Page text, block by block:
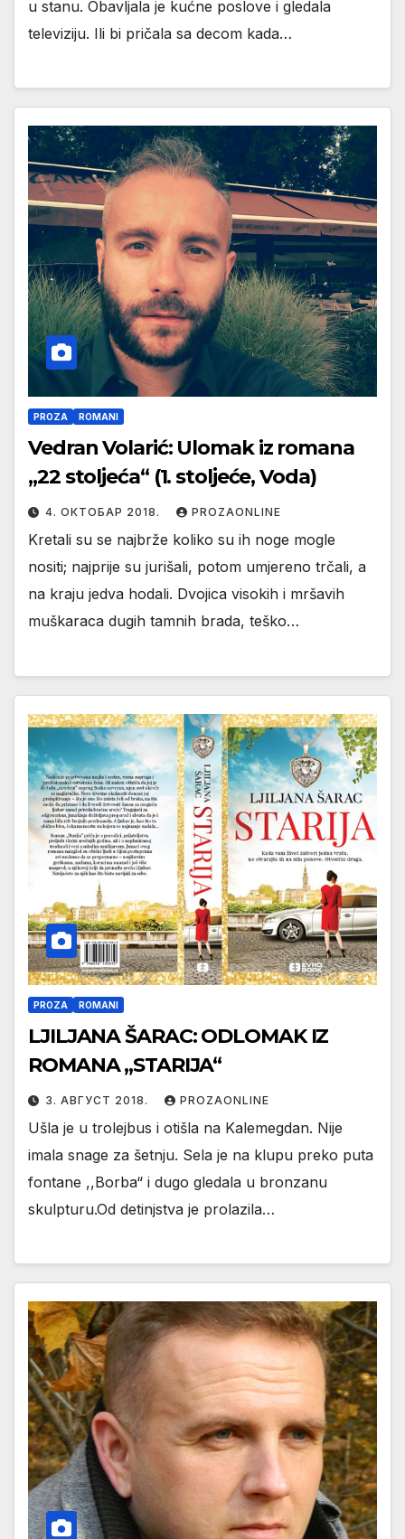
u stanu. Obavljala je kućne poslove i gledala
televiziju. Ili bi pričala sa decom kada…
PROZA ROMANI
Vedran Volarić: Ulomak iz romana
„22 stoljeća“ (1. stoljeće, Voda)
4. ОКТОБАР 2018. PROZAONLINE
Kretali su se najbrže koliko su ih noge mogle
nositi; najprije su jurišali, potom umjereno trčali, a
na kraju jedva hodali. Dvojica visokih i mršavih
muškaraca dugih tamnih brada, teško…
PROZA ROMANI
LJILJANA ŠARAC: ODLOMAK IZ
ROMANA ,,STARIJA“
3. АВГУСТ 2018. PROZAONLINE
Ušla je u trolejbus i otišla na Kalemegdan. Nije
imala snage za šetnju. Sela je na klupu preko puta
fontane ,,Borba“ i dugo gledala u bronzanu
skulpturu.Od detinjstva je prolazila…